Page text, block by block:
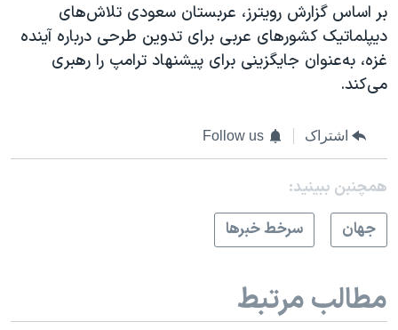
بر اساس گزارش رویترز، عربستان سعودی تلاش‌های
دیپلماتیک کشورهای عربی برای تدوین طرحی درباره آینده
غزه، به‌عنوان جایگزینی برای پیشنهاد ترامپ را رهبری
می‌کند.
اشتراک Follow us
همچنبن ببینید:
جهان
سرخط خبرها
مطالب مرتبط